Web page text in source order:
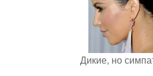
Дикие, но